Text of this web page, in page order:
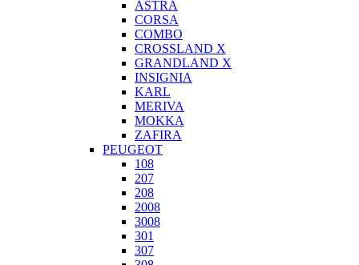
ASTRA
CORSA
COMBO
CROSSLAND X
GRANDLAND X
INSIGNIA
KARL
MERIVA
MOKKA
ZAFIRA
PEUGEOT
108
207
208
2008
3008
301
307